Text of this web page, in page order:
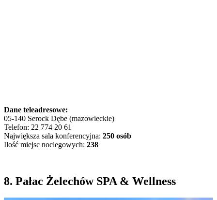
Dane teleadresowe:
05-140 Serock Dębe (mazowieckie)
Telefon: 22 774 20 61
Największa sala konferencyjna: 250 osób
Ilość miejsc noclegowych: 238
8. Pałac Żelechów SPA & Wellness